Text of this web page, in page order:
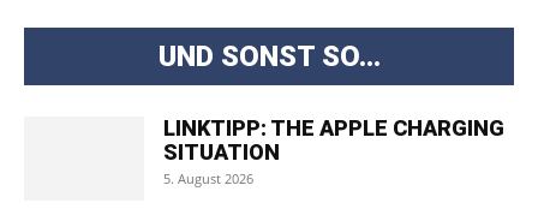
UND SONST SO...
LINKTIPP: THE APPLE CHARGING
SITUATION
5. August 2026